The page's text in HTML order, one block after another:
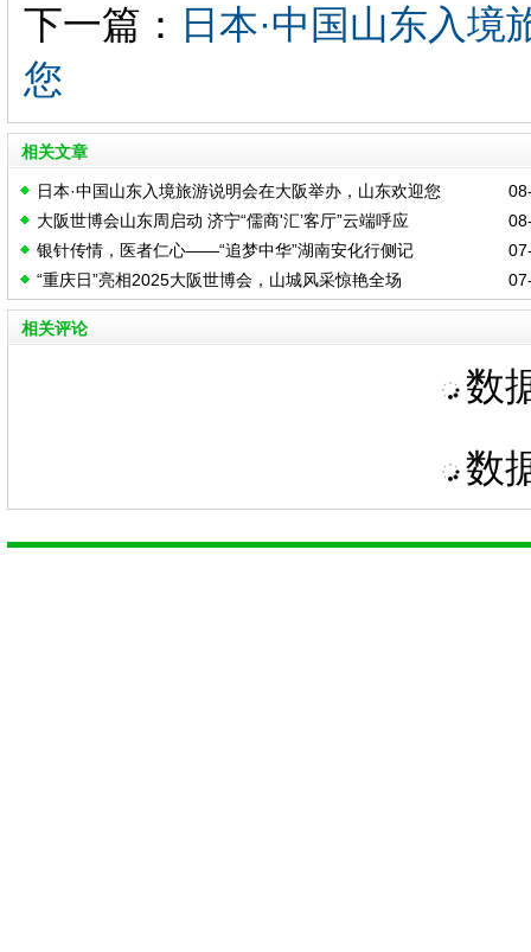
下一篇： 日本·中国山东入
您
相关文章
日本·中国山东入境旅游说明会在大阪举办，山东欢迎您
大阪世博会山东周启动 济宁“儒商'汇’客厅”云端呼应
银针传情，医者仁心——“追梦中华”湖南安化行侧记
“重庆日”亮相2025大阪世博会，山城风采惊艳全场
相关评论
数
数